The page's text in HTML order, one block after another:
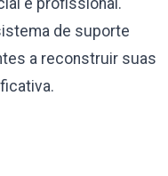
de suporte
a reconstruir suas